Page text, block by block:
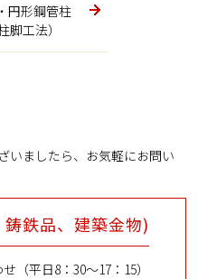
ゴム支承
円形鋼管柱
脚工法）
いましたら、お気軽にお問い
鉄品、建築金物)
（平日8：30〜17：15）